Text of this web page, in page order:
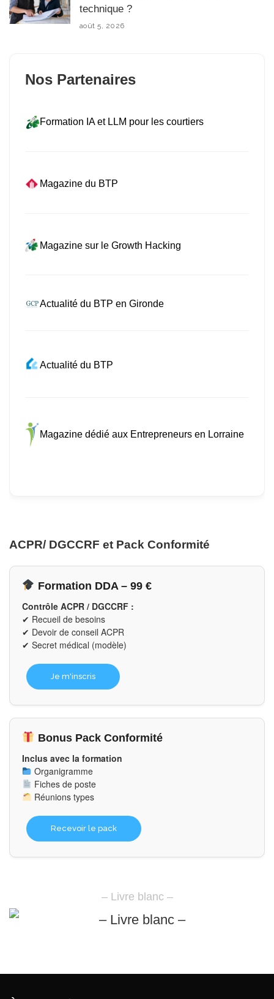
technique ?
août 5, 2026
Nos Partenaires
Formation IA et LLM pour les courtiers
Magazine du BTP
Magazine sur le Growth Hacking
Actualité du BTP en Gironde
Actualité du BTP
Magazine dédié aux Entrepreneurs en Lorraine
ACPR/ DGCCRF et Pack Conformité
Formation DDA – 99 €
Contrôle ACPR / DGCCRF :
✔ Recueil de besoins
✔ Devoir de conseil ACPR
✔ Secret médical (modèle)
Je m'inscris
Bonus Pack Conformité
Inclus avec la formation
Organigramme
Fiches de poste
Réunions types
Recevoir le pack
– Livre blanc –